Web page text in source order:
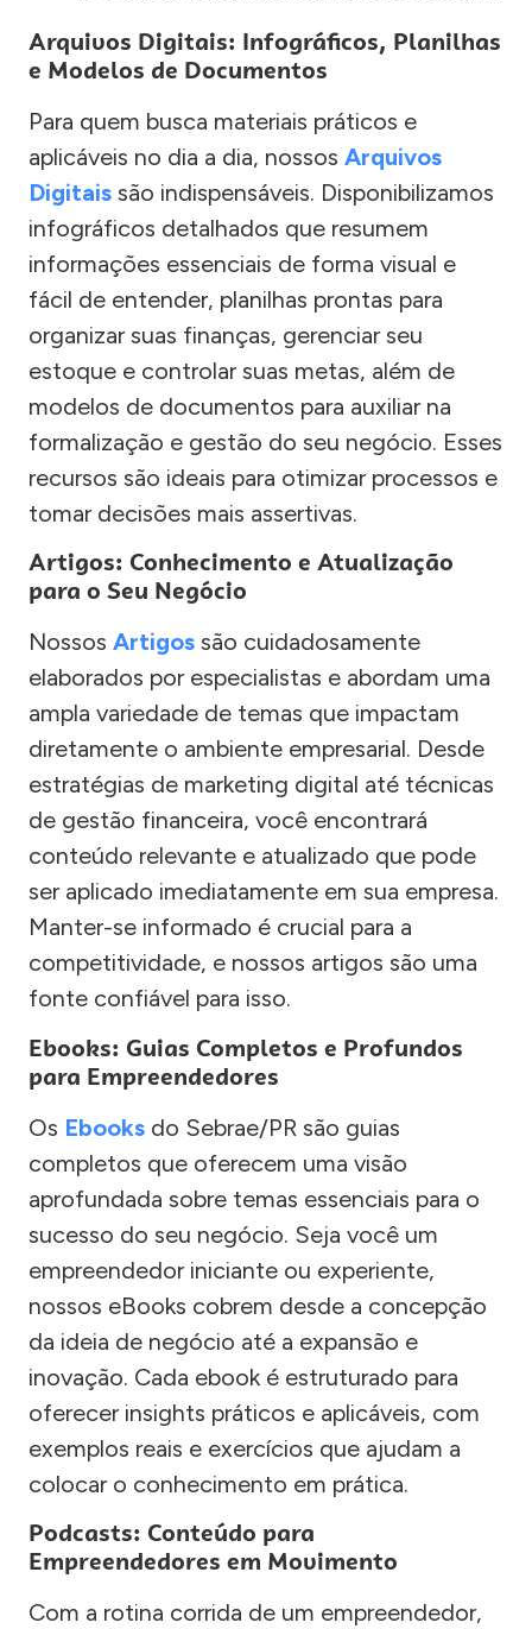
Arquivos Digitais: Infográficos, Planilhas
e Modelos de Documentos
Para quem busca materiais práticos e
aplicáveis no dia a dia, nossos Arquivos
Digitais são indispensáveis. Disponibilizamos
infográficos detalhados que resumem
informações essenciais de forma visual e
fácil de entender, planilhas prontas para
organizar suas finanças, gerenciar seu
estoque e controlar suas metas, além de
modelos de documentos para auxiliar na
formalização e gestão do seu negócio. Esses
recursos são ideais para otimizar processos e
tomar decisões mais assertivas.
Artigos: Conhecimento e Atualização
para o Seu Negócio
Nossos Artigos são cuidadosamente
elaborados por especialistas e abordam uma
ampla variedade de temas que impactam
diretamente o ambiente empresarial. Desde
estratégias de marketing digital até técnicas
de gestão financeira, você encontrará
conteúdo relevante e atualizado que pode
ser aplicado imediatamente em sua empresa.
Manter-se informado é crucial para a
competitividade, e nossos artigos são uma
fonte confiável para isso.
Ebooks: Guias Completos e Profundos
para Empreendedores
Os Ebooks do Sebrae/PR são guias
completos que oferecem uma visão
aprofundada sobre temas essenciais para o
sucesso do seu negócio. Seja você um
empreendedor iniciante ou experiente,
nossos eBooks cobrem desde a concepção
da ideia de negócio até a expansão e
inovação. Cada ebook é estruturado para
oferecer insights práticos e aplicáveis, com
exemplos reais e exercícios que ajudam a
colocar o conhecimento em prática.
Podcasts: Conteúdo para
Empreendedores em Movimento
Com a rotina corrida de um empreendedor,